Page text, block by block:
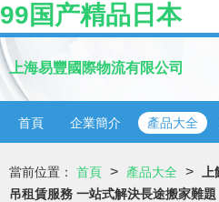
99国产精品日本
上海易豐國際物流有限公司
首頁 企業簡介 產品大全
當前位置： 首頁 > 產品大全 >
吊租賃服務 一站式解決長途搬家難題